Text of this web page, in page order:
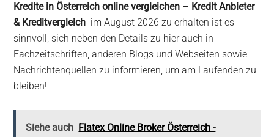
Kredite in Österreich online vergleichen – Kredit Anbieter
& Kreditvergleich im August 2026 zu erhalten ist es
sinnvoll, sich neben den Details zu hier auch in
Fachzeitschriften, anderen Blogs und Webseiten sowie
Nachrichtenquellen zu informieren, um am Laufenden zu
bleiben!
Siehe auch Flatex Online Broker Österreich -